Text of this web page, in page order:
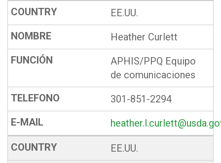
EE.UU.
Heather Curlett
APHIS/PPQ Equipo
de comunicaciones
301-851-2294
EE.UU.